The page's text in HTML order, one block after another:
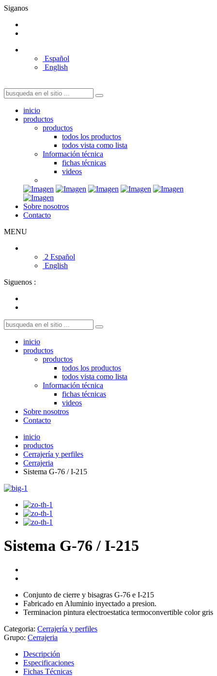
Siganos
Español
English
inicio
productos
productos
todos los productos
todos vista como lista
Información técnica
fichas técnicas
videos
Sobre nosotros
Contacto
MENU
2 Español
English
Siguenos :
inicio
productos
productos
todos los productos
todos vista como lista
Información técnica
fichas técnicas
videos
Sobre nosotros
Contacto
inicio
productos
Cerrajería y perfiles
Cerrajeria
Sistema G-76 / I-215
Sistema G-76 / I-215
Conjunto de cierre y bisagras G-76 e I-215
Fabricado en Aluminio inyectado a presion.
Terminacion pintura electroestatica termoconvertible color gris
Categoria: Cerrajería y perfiles
Grupo: Cerrajeria
Descripción
Especificaciones
Fichas Técnicas